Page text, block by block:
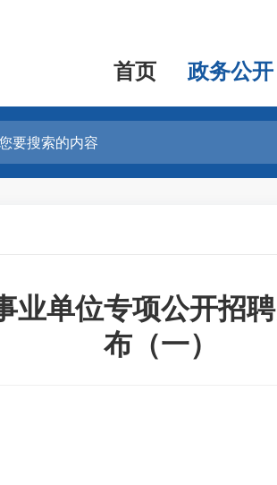
首页 政务公开
业单位专项公开招
布（一）